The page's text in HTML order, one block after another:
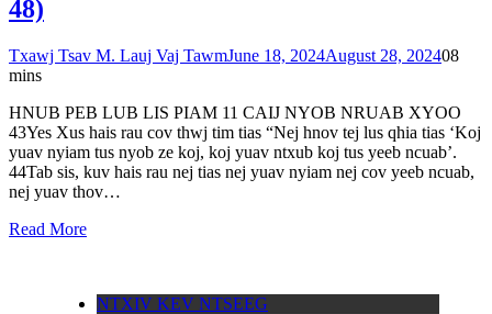
48)
Txawj Tsav M. Lauj Vaj TawmJune 18, 2024August 28, 202408
mins
HNUB PEB LUB LIS PIAM 11 CAIJ NYOB NRUAB XYOO
43Yes Xus hais rau cov thwj tim tias “Nej hnov tej lus qhia tias ‘Koj
yuav nyiam tus nyob ze koj, koj yuav ntxub koj tus yeeb ncuab’.
44Tab sis, kuv hais rau nej tias nej yuav nyiam nej cov yeeb ncuab,
nej yuav thov…
Read More
NTXIV KEV NTSEEG